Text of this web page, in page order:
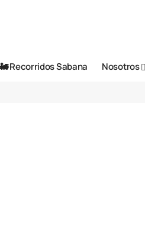
🚂 Recorridos Sabana Nosotros